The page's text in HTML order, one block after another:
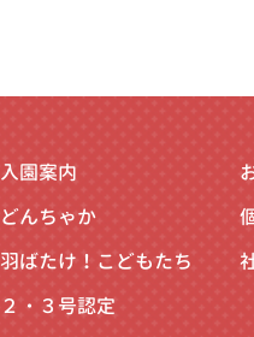
入園案内
どんちゃか
羽ばたけ！こどもたち
２・３号認定